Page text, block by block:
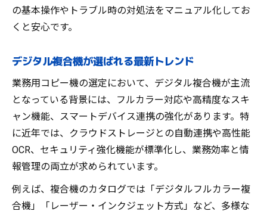
の基本操作やトラブル時の対処法をマニュアル化してお
くと安心です。
デジタル複合機が選ばれる最新トレンド
業務用コピー機の選定において、デジタル複合機が主流
となっている背景には、フルカラー対応や高精度なスキ
ャン機能、スマートデバイス連携の強化があります。特
に近年では、クラウドストレージとの自動連携や高性能
OCR、セキュリティ強化機能が標準化し、業務効率と情
報管理の両立が求められています。
例えば、複合機のカタログでは「デジタルフルカラー複
合機」「レーザー・インクジェット方式」など、多様な